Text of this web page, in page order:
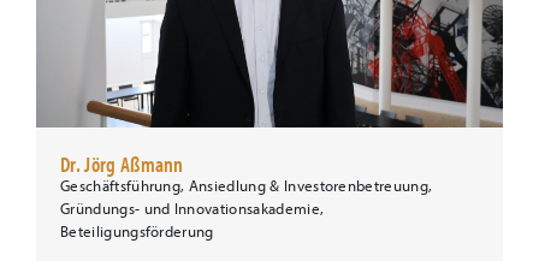
Dr. Jörg Aßmann
Geschäftsführung, Ansiedlung & Investorenbetreuung,
Gründungs- und Innovationsakademie,
Beteiligungsförderung